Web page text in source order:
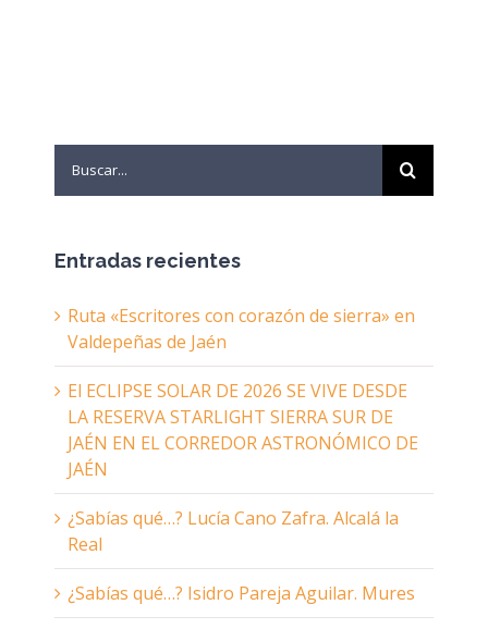
for:
Entradas recientes
Ruta «Escritores con corazón de sierra» en
Valdepeñas de Jaén
El ECLIPSE SOLAR DE 2026 SE VIVE DESDE
LA RESERVA STARLIGHT SIERRA SUR DE
JAÉN EN EL CORREDOR ASTRONÓMICO DE
JAÉN
¿Sabías qué…? Lucía Cano Zafra. Alcalá la
Real
¿Sabías qué…? Isidro Pareja Aguilar. Mures